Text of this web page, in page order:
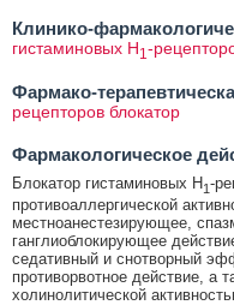
Клинико-
гистаминовых Н1 -
Фармако-
рецепторов блокатор
Фармакологическое
Блокатор гистаминовых Н 1-
противоаллергической
местноанестезирующее,
ганглиоблокирующее
седативный и снотворный
противорвотное действие, а
холинолитической